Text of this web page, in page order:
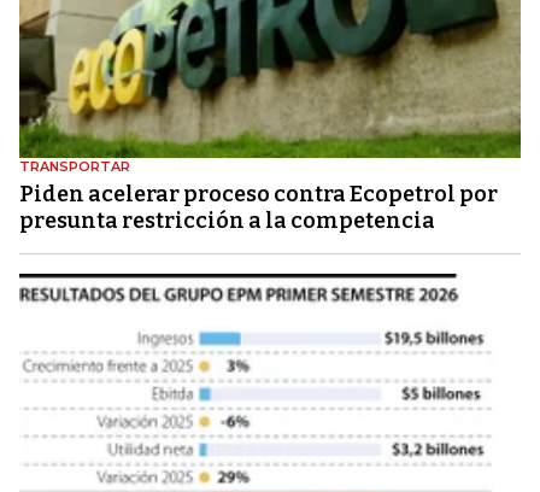
TRANSPORTAR
Piden acelerar proceso contra Ecopetrol por
presunta restricción a la competencia